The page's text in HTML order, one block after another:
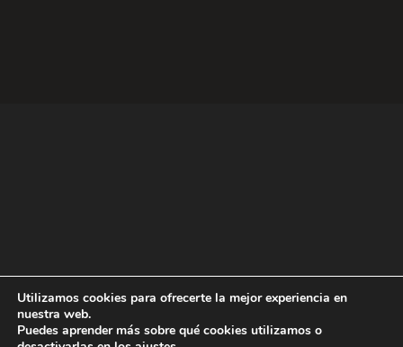
Aviso Legal
Política de Cookies
Utilizamos cookies para ofrecerte la mejor experiencia en
nuestra web.
Puedes aprender más sobre qué cookies utilizamos o